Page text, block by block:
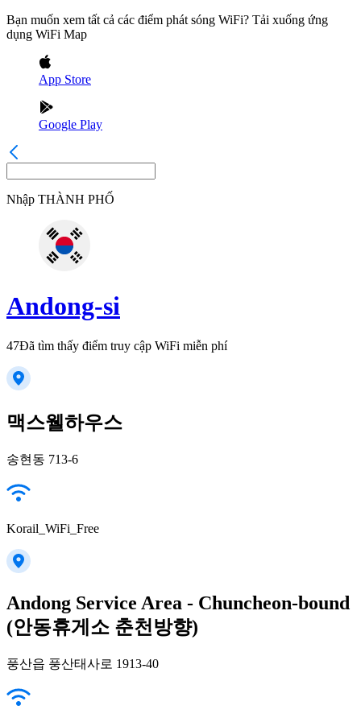
Bạn muốn xem tất cả các điểm phát sóng WiFi? Tải xuống ứng
dụng WiFi Map
App Store
Google Play
Nhập THÀNH PHỐ
Andong-si
47Đã tìm thấy điểm truy cập WiFi miễn phí
맥스웰하우스
송현동 713-6
Korail_WiFi_Free
Andong Service Area - Chuncheon-bound
(안동휴게소 춘천방향)
풍산읍 풍산태사로 1913-40